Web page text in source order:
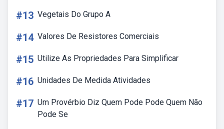
#13 Vegetais Do Grupo A
#14 Valores De Resistores Comerciais
#15 Utilize As Propriedades Para Simplificar
#16 Unidades De Medida Atividades
#17 Um Provérbio Diz Quem Pode Pode Quem Não
Pode Se